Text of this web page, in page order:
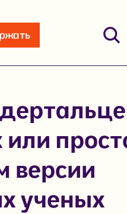
или
версии
ученых